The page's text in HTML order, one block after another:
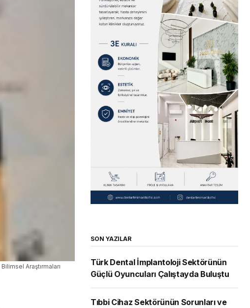
Araştırmaları
SON YAZILAR
Türk Dental İmplantoloji Sektörünün
Güçlü Oyuncuları Çalıştayda Buluştu
Tıbbi Cihaz Sektörünün Sorunları ve